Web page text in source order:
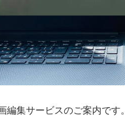
編集サービスのご案内です。